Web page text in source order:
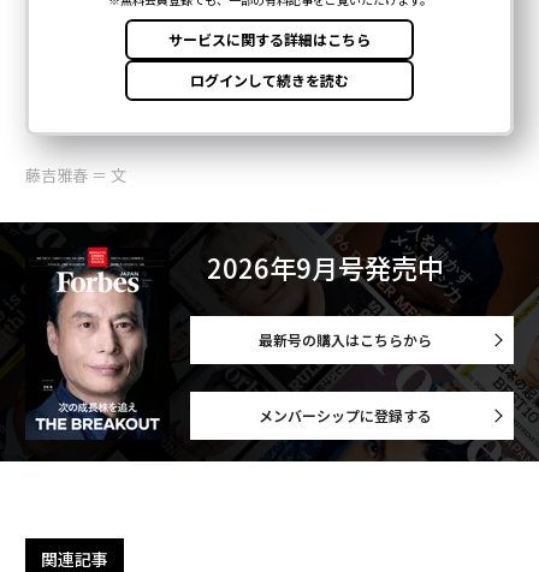
藤吉雅春 ＝ 文
2026年9月号発売中
最新号の購入はこちらから
メンバーシップに登録する
関連記事